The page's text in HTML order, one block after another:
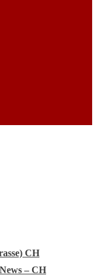
CH
– CH